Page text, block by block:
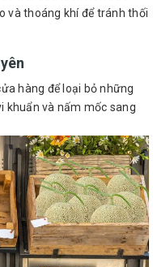
và thoáng khí để tránh thối
hàng để loại bỏ những
khuẩn và nấm mốc sang